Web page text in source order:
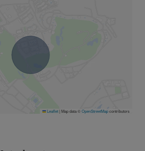
Leaflet|Map data ©OpenStreetMapcontributors